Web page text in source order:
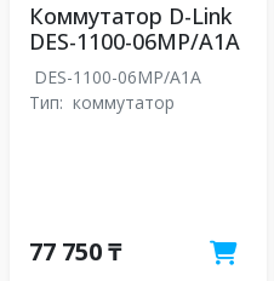
Коммутатор D-Link
DES-1100-06MP/A1A
DES-1100-06MP/A1A
Тип: коммутатор
77 750 ₸